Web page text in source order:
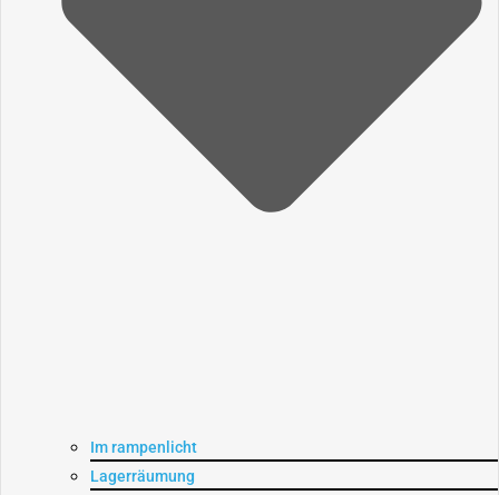
Im rampenlicht
Lagerräumung